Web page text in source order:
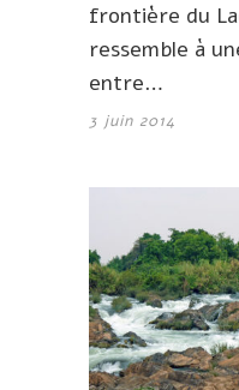
frontière du
ressemble à
entre…
3 juin 2014